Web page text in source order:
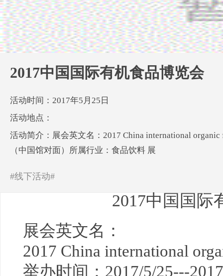
2017中国国际有机食品博览会
活动时间：2017年5月25日
活动地点：
活动简介：展会英文名：2017 China international
（中国馆对面）所属行业：食品饮料 展
#线下活动#
2017中国国际
展会英文名：
2017 China international
举办时间：2017/5/25---